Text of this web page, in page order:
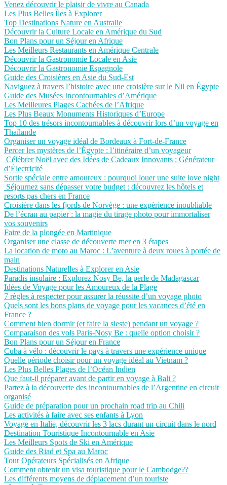
Venez découvrir le plaisir de vivre au Canada
Les Plus Belles Îles à Explorer
Top Destinations Nature en Australie
Découvrir la Culture Locale en Amérique du Sud
Bon Plans pour un Séjour en Afrique
Les Meilleurs Restaurants en Amérique Centrale
Découvrir la Gastronomie Locale en Asie
Découvrir la Gastronomie Espagnole
Guide des Croisières en Asie du Sud-Est
Naviguez à travers l’histoire avec une croisière sur le Nil en Égypte
Guide des Musées Incontournables d’Amérique
Les Meilleures Plages Cachées de l’Afrique
Les Plus Beaux Monuments Historiques d’Europe
Top 10 des trésors incontournables à découvrir lors d’un voyage en
Thaïlande
Organiser un voyage idéal de Bordeaux à Fort-de-France
Percer les mystères de l’Égypte : l’itinéraire d’un voyageur
Célébrer Noël avec des Idées de Cadeaux Innovants : Générateur
d’Électricité
Sortie spéciale entre amoureux : pourquoi louer une suite love night
Séjournez sans dépasser votre budget : découvrez les hôtels et
resorts pas chers en France
Croisière dans les fjords de Norvège : une expérience inoubliable
De l’écran au papier : la magie du tirage photo pour immortaliser
vos souvenirs
Faire de la plongée en Martinique
Organiser une classe de découverte mer en 3 étapes
La location de moto au Maroc : L’aventure à deux roues à portée de
main
Destinations Naturelles à Explorer en Asie
Paradis insulaire : Explorez Nosy Be, la perle de Madagascar
Idées de Voyage pour les Amoureux de la Plage
7 règles à respecter pour assurer la réussite d’un voyage photo
Quels sont les bons plans de voyage pour les vacances d’été en
France ?
Comment bien dormir (et faire la sieste) pendant un voyage ?
Comparaison des vols Paris-Nosy Be : quelle option choisir ?
Bon Plans pour un Séjour en France
Cuba à vélo : découvrir le pays à travers une expérience unique
Quelle période choisir pour un voyage idéal au Vietnam ?
Les Plus Belles Plages de l’Océan Indien
Que faut-il préparer avant de partir en voyage à Bali ?
Partez à la découverte des incontournables de l’Argentine en circuit
organisé
Guide de préparation pour un prochain road trip au Chili
Les activités à faire avec ses enfants à Lyon
Voyage en Italie, découvrir les 3 lacs durant un circuit dans le nord
Destination Touristique Incontournable en Asie
Les Meilleurs Spots de Ski en Amérique
Guide des Riad et Spa au Maroc
Tour Opérateurs Spécialisés en Afrique
Comment obtenir un visa touristique pour le Cambodge??
Les différents moyens de déplacement d’un touriste